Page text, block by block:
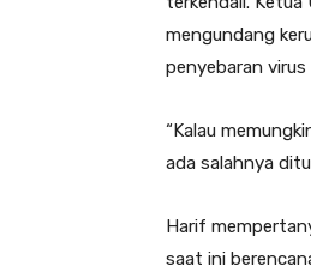
mengundang
penyebaran virus
“Kalau
ada salahnya
Harif
saat ini